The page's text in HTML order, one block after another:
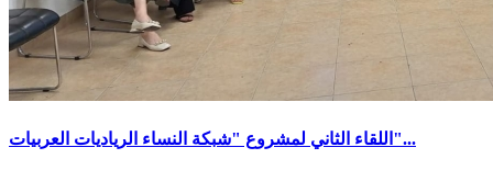
اللقاء الثاني لمشروع "شبكة النساء الرياديات العربيات"...